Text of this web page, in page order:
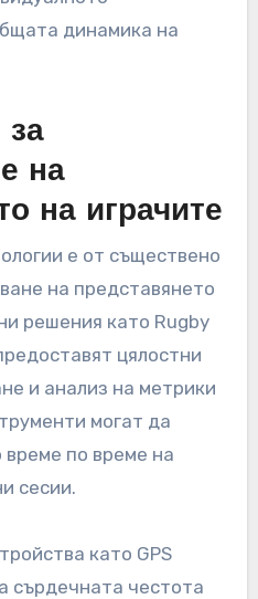
динамика на
за
на
на играчите
е от съществено
на представянето
решения като Rugby
цялостни
и анализ на метрики
могат да
време по време на
сесии.
като GPS
сърдечната честота